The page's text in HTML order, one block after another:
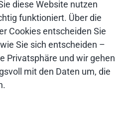
diese Website nutzen
funktioniert. Über die
Cookies entscheiden Sie
Sie sich entscheiden –
Privatsphäre und wir gehen
mit den Daten um, die